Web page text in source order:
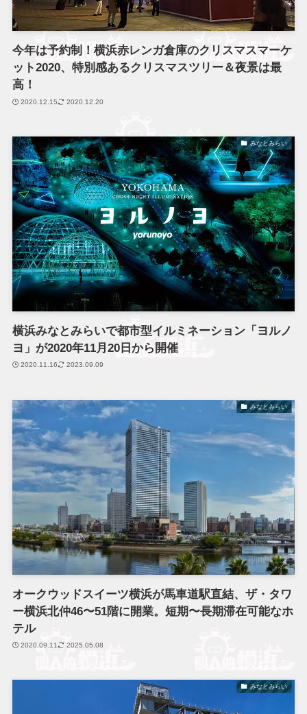
今年は予約制！横浜赤レンガ倉庫のクリスマスマーケ
ット2020、特別感あるクリスマスツリー＆夜景は最
高！
2020.12.15 2020.12.20
みなとみらい
横浜みなとみらいで都市型イルミネーション「ヨルノ
ヨ」が2020年11月20日から開催
2020.11.16 2023.09.09
みなとみらい
オークウッドスイーツ横浜が馬車道駅直結、ザ・タワ
ー横浜北仲46〜51階に開業。短期〜長期滞在可能なホ
テル
2020.09.11 2025.05.08
みなとみらい